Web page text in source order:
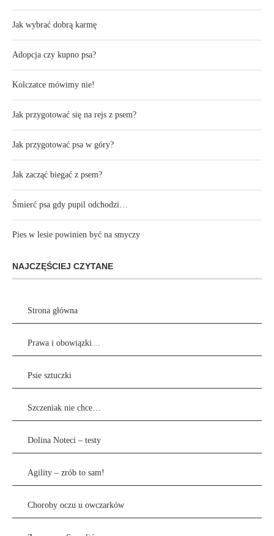
Jak wybrać dobrą karmę
Adopcja czy kupno psa?
Kolczatce mówimy nie!
Jak przygotować się na rejs z psem?
Jak przygotować psa w góry?
Jak zacząć biegać z psem?
Śmierć psa gdy pupil odchodzi…
Pies w lesie powinien być na smyczy
NAJCZĘŚCIEJ CZYTANE
Strona główna
Prawa i obowiązki…
Psie sztuczki
Szczeniak nie chce…
Dolina Noteci – testy
Agility – zrób to sam!
Choroby oczu u owczarków